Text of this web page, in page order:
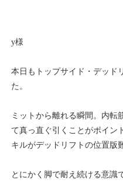
y様
本日もトップサイド・デッド
た。
ミットから離れる瞬間。内転
て真っ直ぐ引くことがポイン
キルがデッドリフトの位置版
とにかく脚で耐え続ける意識